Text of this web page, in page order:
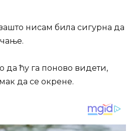
нисам била сигурна да
да ћу га поново видети,
да се окрене.